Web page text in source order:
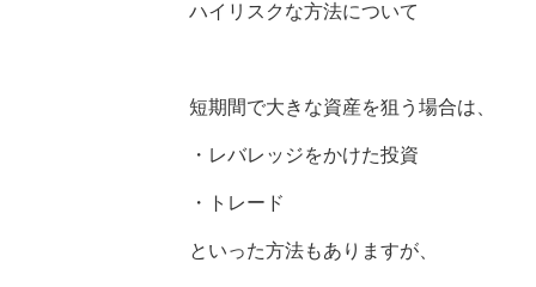
ハイリスクな方法について
短期間で大きな資産を狙う場合は、
・レバレッジをかけた投資
・トレード
といった方法もありますが、